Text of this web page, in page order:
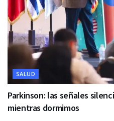
SALUD
Parkinson: las señales
mientras dormimos